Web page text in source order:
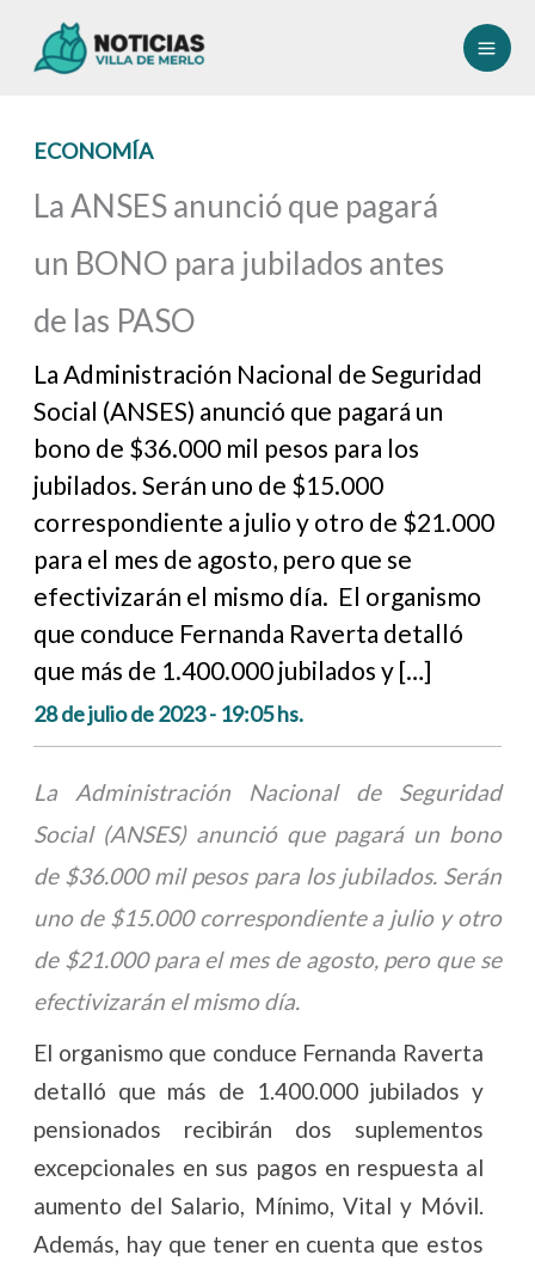
ECONOMÍA
La ANSES anunció que pagará
un BONO para jubilados antes
de las PASO
La Administración Nacional de Seguridad
Social (ANSES) anunció que pagará un
bono de $36.000 mil pesos para los
jubilados. Serán uno de $15.000
correspondiente a julio y otro de $21.000
para el mes de agosto, pero que se
efectivizarán el mismo día. El organismo
que conduce Fernanda Raverta detalló
que más de 1.400.000 jubilados y […]
28 de julio de 2023 - 19:05 hs.
La Administración Nacional de Seguridad
Social (ANSES) anunció que pagará un bono
de $36.000 mil pesos para los jubilados. Serán
uno de $15.000 correspondiente a julio y otro
de $21.000 para el mes de agosto, pero que se
efectivizarán el mismo día.
El organismo que conduce Fernanda Raverta
detalló que más de 1.400.000 jubilados y
pensionados recibirán dos suplementos
excepcionales en sus pagos en respuesta al
aumento del Salario, Mínimo, Vital y Móvil.
Además, hay que tener en cuenta que estos